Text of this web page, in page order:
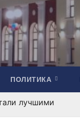
ПОЛИТИКА
лучшими